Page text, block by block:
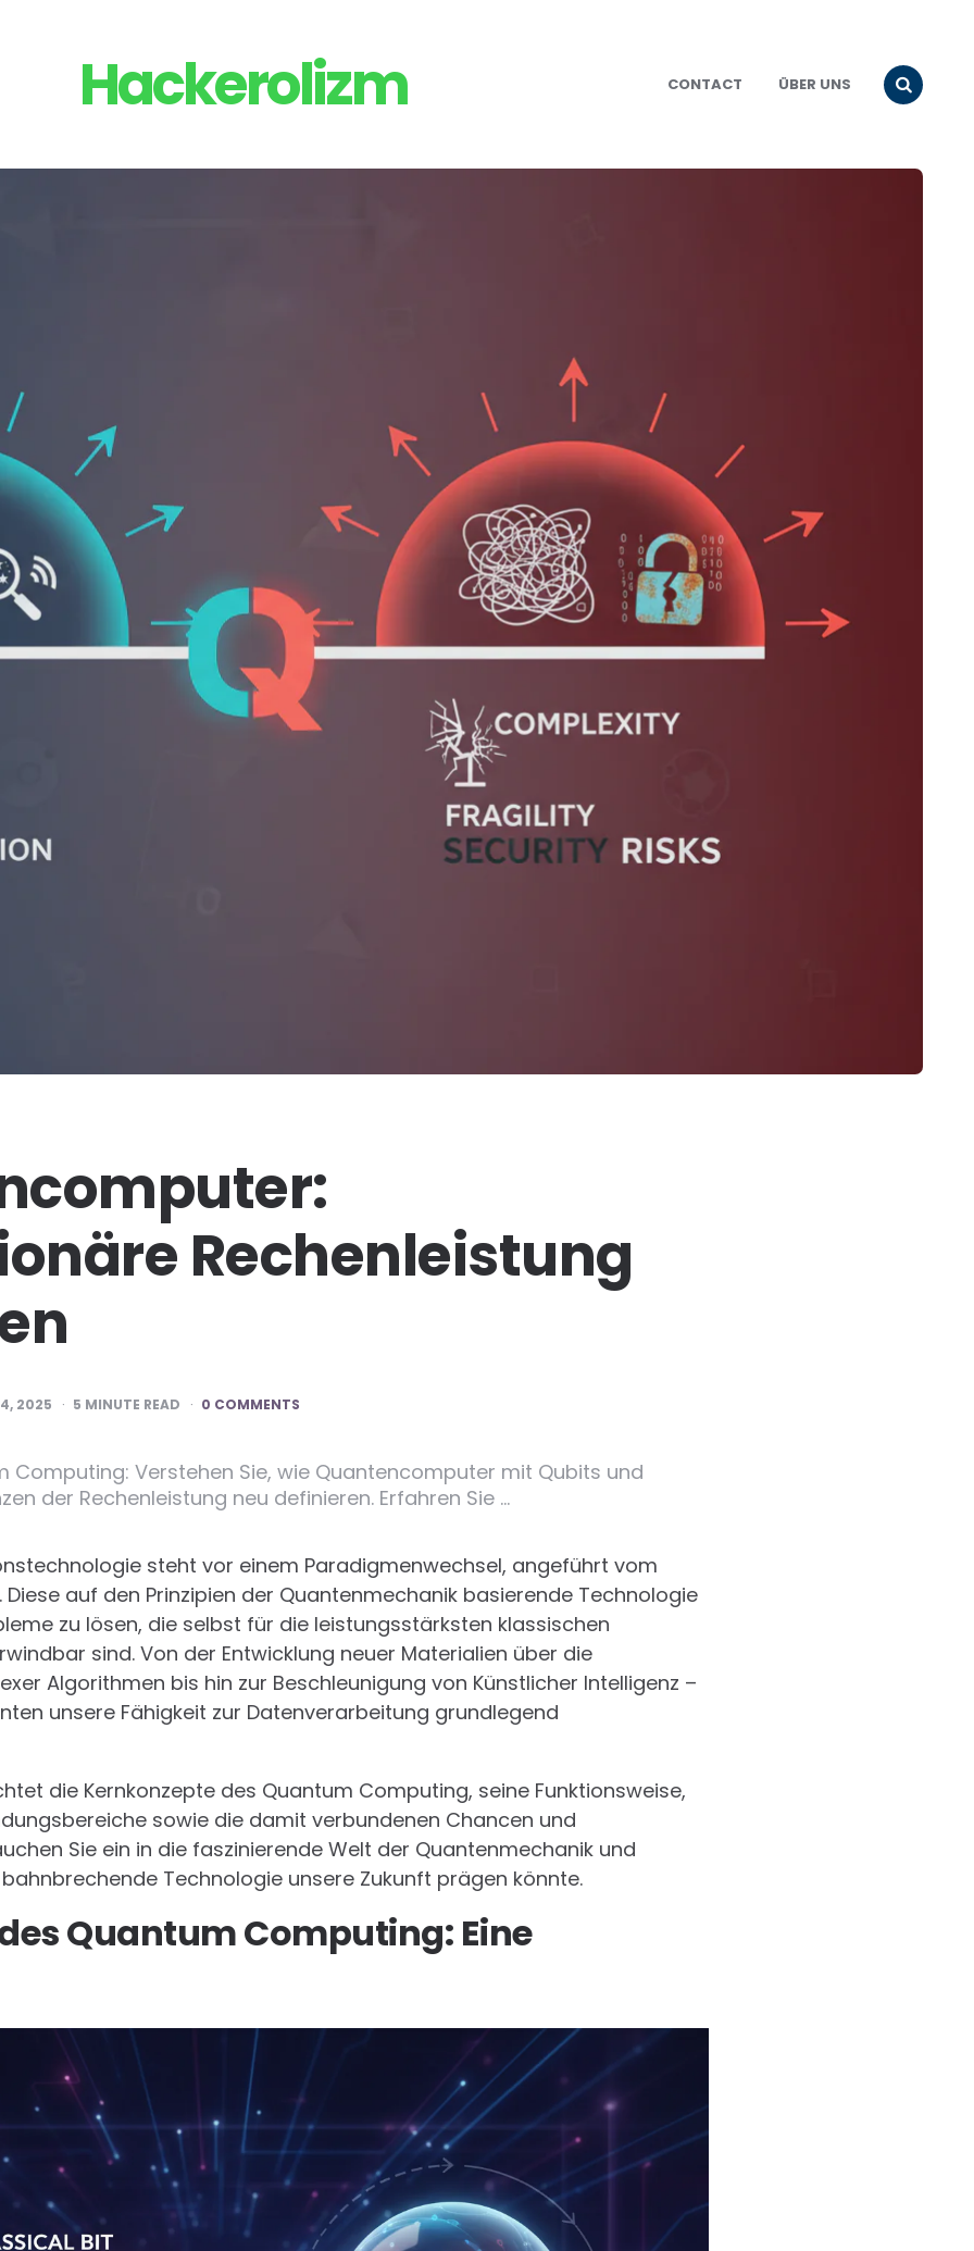
Hackerolizm CONTACT ÜBER UNS
Rechenleistung
2025 5 MINUTE READ 0 COMMENTS
Computing: Verstehen Sie, wie Quantencomputer mit Qubits und
der Rechenleistung neu definieren. Erfahren Sie …
steht vor einem Paradigmenwechsel, angeführt vom
. Diese auf den Prinzipien der Quantenmechanik basierende Technologie
zu lösen, die selbst für die leistungsstärksten klassischen
sind. Von der Entwicklung neuer Materialien über die
Algorithmen bis hin zur Beschleunigung von Künstlicher Intelligenz –
unsere Fähigkeit zur Datenverarbeitung grundlegend
die Kernkonzepte des Quantum Computing, seine Funktionsweise,
sowie die damit verbundenen Chancen und
Sie ein in die faszinierende Welt der Quantenmechanik und
Technologie unsere Zukunft prägen könnte.
Quantum Computing: Eine